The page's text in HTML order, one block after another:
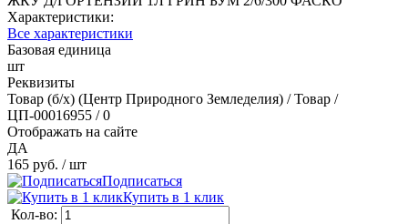
Характеристики:
Все характеристики
Базовая единица
шт
Реквизиты
Товар (б/х) (Центр Природного Земледелия) / Товар /
ЦП-00016955 / 0
Отображать на сайте
ДА
165 руб. / шт
Подписаться
Купить в 1 клик
Кол-во: